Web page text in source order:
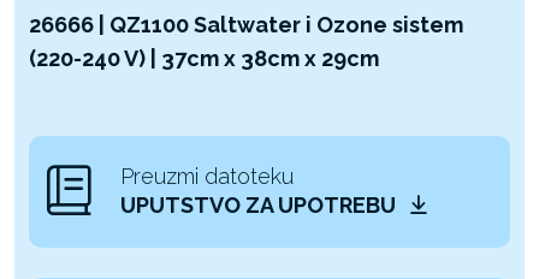
26666 | QZ1100 Saltwater i Ozone sistem
(220-240 V) | 37cm x 38cm x 29cm
Preuzmi datoteku
UPUTSTVO ZA UPOTREBU